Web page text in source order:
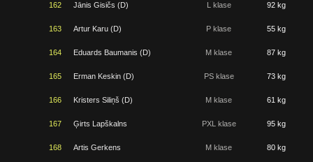
162 Jānis Gisičs (D) L klase 92 kg
163 Artur Karu (D) P klase 55 kg
164 Eduards Baumanis (D) M klase 87 kg
165 Erman Keskin (D) PS klase 73 kg
166 Kristers Siliņš (D) M klase 61 kg
167 Ģirts Lapškalns PXL klase 95 kg
168 Artis Gerkens M klase 80 kg